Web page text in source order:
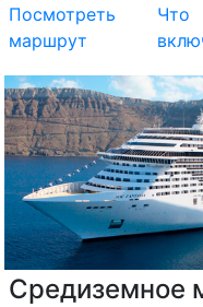
Посмотреть
маршрут
Что
Средиземное